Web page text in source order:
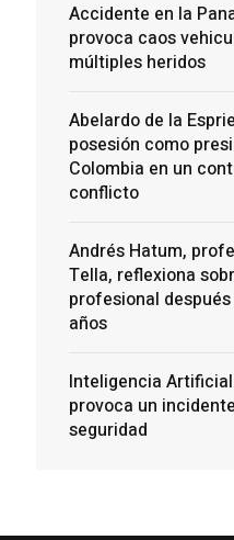
Accidente en la
provoca caos
múltiples heridos
Abelardo de la
posesión como
Colombia en un
conflicto
Andrés Hatum,
Tella, reflexiona
profesional
años
Inteligencia
provoca un
seguridad